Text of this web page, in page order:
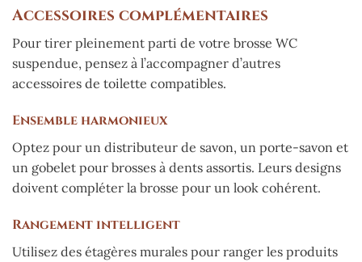
Accessoires complémentaires
Pour tirer pleinement parti de votre brosse WC
suspendue, pensez à l’accompagner d’autres
accessoires de toilette compatibles.
Ensemble harmonieux
Optez pour un distributeur de savon, un porte-savon et
un gobelet pour brosses à dents assortis. Leurs designs
doivent compléter la brosse pour un look cohérent.
Rangement intelligent
Utilisez des étagères murales pour ranger les produits